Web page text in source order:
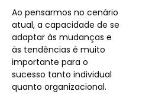
Ao pensarmos no cenário
atual, a capacidade de se
adaptar às mudanças e
às tendências é muito
importante para o
sucesso tanto individual
quanto organizacional.